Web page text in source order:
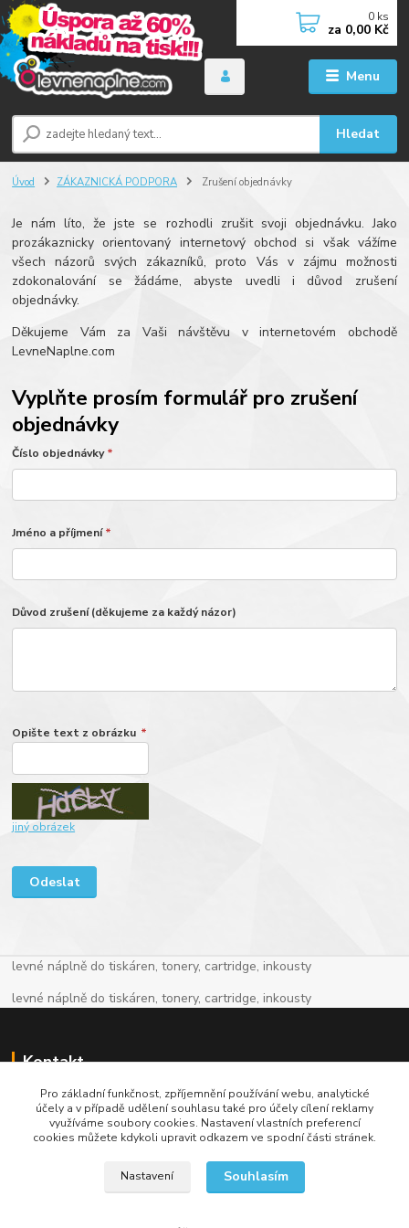
Menu
Hledat
0 ks
za 0,00 Kč
Úvod ZÁKAZNICKÁ PODPORA Zrušení objednávky
Je nám líto, že jste se rozhodli zrušit svoji objednávku. Jako
prozákaznicky orientovaný internetový obchod si však vážíme
všech názorů svých zákazníků, proto Vás v zájmu možnosti
zdokonalování se žádáme, abyste uvedli i důvod zrušení
objednávky.
Děkujeme Vám za Vaši návštěvu v internetovém obchodě
LevneNaplne.com
Vyplňte prosím formulář pro zrušení
objednávky
Číslo objednávky*
Jméno a příjmení*
Důvod zrušení (děkujeme za každý názor)
Opište text z obrázku *
jiný obrázek
levné náplně do tiskáren, tonery, cartridge, inkousty
levné náplně do tiskáren, tonery, cartridge, inkousty
Kontakt
+420 774 913 718
info@levnenaplne.com
Pro základní funkčnost, zpříjemnění používání webu, analytické
účely a v případě udělení souhlasu také pro účely cílení reklamy
využíváme soubory cookies. Nastavení vlastních preferencí
cookies můžete kdykoli upravit odkazem ve spodní části stránek.
Nastavení Souhlasím